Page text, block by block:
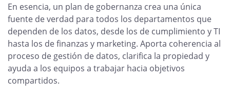
En esencia, un plan de gobernanza crea una única
fuente de verdad para todos los departamentos que
dependen de los datos, desde los de cumplimiento y TI
hasta los de finanzas y marketing. Aporta coherencia al
proceso de gestión de datos, clarifica la propiedad y
ayuda a los equipos a trabajar hacia objetivos
compartidos.